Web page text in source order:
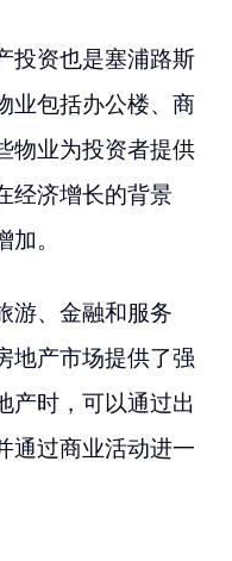
投资也是塞浦路斯
业包括办公楼、商
物业为投资者提供
经济增长的背景
。
游、金融和服务
地产市场提供了强
产时，可以通过出
通过商业活动进一